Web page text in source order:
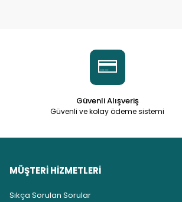
Güvenli Alışveriş
Güvenli ve kolay ödeme sistemi
MÜŞTERİ HİZMETLERİ
Sıkça Sorulan Sorular